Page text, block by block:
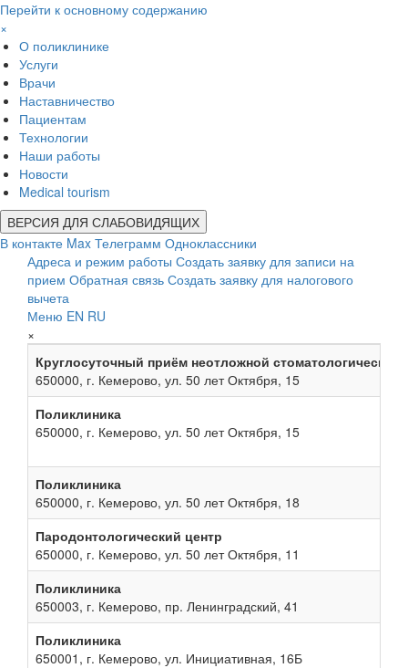
Перейти к основному содержанию
×
О поликлинике
Услуги
Врачи
Наставничество
Пациентам
Технологии
Наши работы
Новости
Medical tourism
ВЕРСИЯ ДЛЯ СЛАБОВИДЯЩИХ
В контакте Max Телеграмм Одноклассники
Адреса и режим работы Создать заявку для записи на
прием Обратная связь Создать заявку для налогового
вычета
Меню EN RU
×
Круглосуточный приём неотложной
650000, г. Кемерово, ул. 50 лет Октября, 15
Поликлиника
650000, г. Кемерово, ул. 50 лет Октября, 15
Поликлиника
650000, г. Кемерово, ул. 50 лет Октября, 18
Пародонтологический центр
650000, г. Кемерово, ул. 50 лет Октября, 11
Поликлиника
650003, г. Кемерово, пр. Ленинградский, 41
Поликлиника
650001, г. Кемерово, ул. Инициативная, 16Б